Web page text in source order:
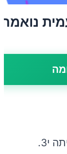
נואמה
י3.